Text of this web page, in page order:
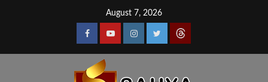
August 7, 2026